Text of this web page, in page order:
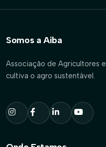
Somos a Aiba
Associação de Agricultores
cultiva o agro sustentável.